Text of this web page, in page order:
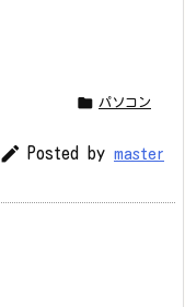
 パソコン
 Posted by master